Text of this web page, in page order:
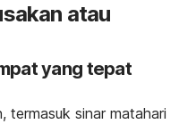
atau
yang tepat
termasuk sinar matahari